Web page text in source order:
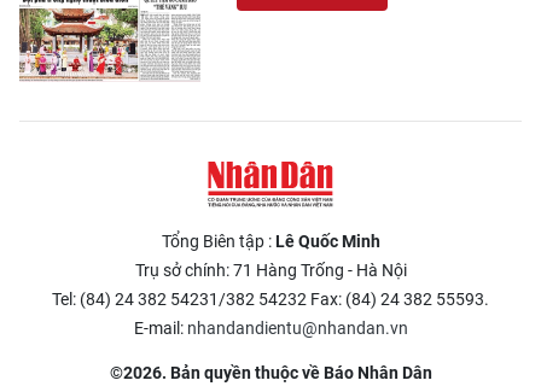
Tổng Biên tập :Lê Quốc Minh
Trụ sở chính: 71 Hàng Trống - Hà Nội
Tel: (84) 24 382 54231/382 54232 Fax: (84) 24 382 55593.
E-mail: nhandandientu@nhandan.vn
©2026. Bản quyền thuộc về Báo Nhân Dân